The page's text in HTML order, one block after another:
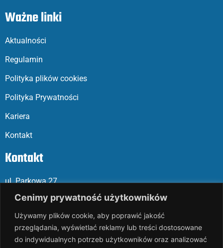
Cenimy prywatność użytkowników
Używamy plików cookie, aby poprawić jakość
przeglądania, wyświetlać reklamy lub treści dostosowane
do indywidualnych potrzeb użytkowników oraz analizować
Ważne linki
Aktualności
Regulamin
Polityka plików cookies
Polityka Prywatności
Kariera
Kontakt
Kontakt
ul. Parkowa 27
05-120 Legionowo
Mail: slalp@slalp.com.pl
Telefon: 732 86 6 667 | 731 466 667